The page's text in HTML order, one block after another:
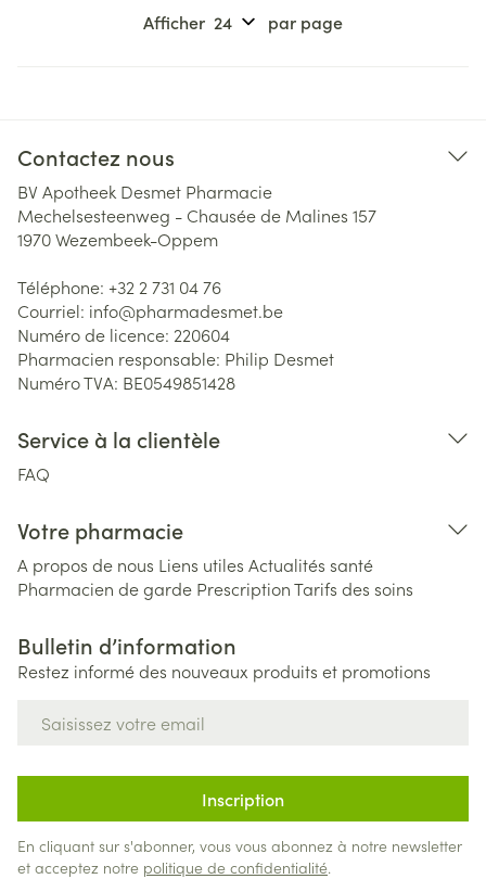
Afficher par page
Contactez nous
BV Apotheek Desmet Pharmacie
Mechelsesteenweg - Chausée de Malines 157
1970Wezembeek-Oppem
Téléphone: +32 2 731 04 76
Courriel: info@pharmadesmet.be
Numéro de licence: 220604
Pharmacien responsable: Philip Desmet
Numéro TVA: BE0549851428
Service à la clientèle
FAQ
Votre pharmacie
A propos de nous Liens utiles Actualités santé
Pharmacien de garde PrescriptionTarifs des soins
Bulletin d’information
Restez informé des nouveaux produits et promotions
Inscription
En cliquant sur s'abonner, vous vous abonnez à notre newsletter
et acceptez notre politique de confidentialité.